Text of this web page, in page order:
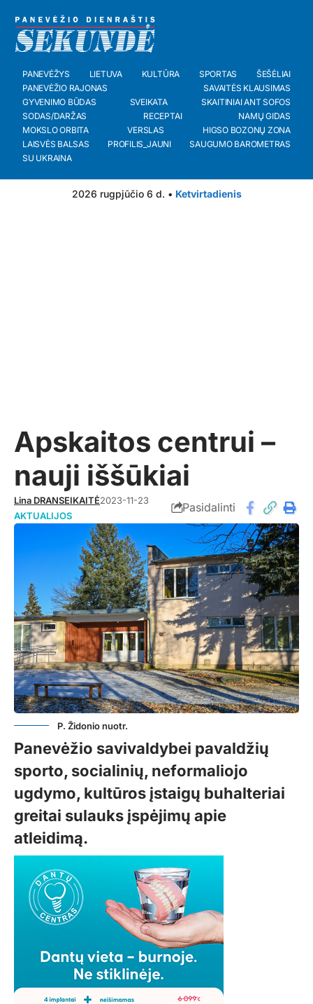
PANEVĖŽYS LIETUVA KULTŪRA SPORTAS
ŠEŠĖLIAI
PANEVĖŽIO RAJONAS
SAVAITĖS KLAUSIMAS
GYVENIMO BŪDAS
SVEIKATA
SKAITINIAI ANT SOFOS
SODAS/DARŽAS
RECEPTAI
NAMŲ GIDAS
MOKSLO ORBITA
VERSLAS
HIGSO BOZONŲ ZONA
LAISVĖS BALSAS
PROFILIS_JAUNI
SAUGUMO BAROMETRAS
SU UKRAINA
2026 rugpjūčio 6 d. • Ketvirtadienis
Apskaitos centrui –
nauji iššūkiai
Lina DRANSEIKAITĖ2023-11-23
AKTUALIJOS
Pasidalinti
P. Židonio nuotr.
Panevėžio savivaldybei pavaldžių
sporto, socialinių, neformaliojo
ugdymo, kultūros įstaigų buhalteriai
greitai sulauks įspėjimų apie
atleidimą.